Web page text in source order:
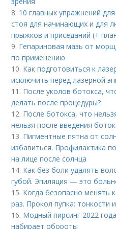
8. 10 главных упражнений
стоя для начинающих и для
прыжков и приседаний (+
9. Гепариновая мазь от
по применению
10. Как подготовиться к
исключить перед лазерной
11. После уколов ботокса,
делать после процедуры?
12. После ботокса, что
нельзя после введения
13. Пигментные пятна от
избавиться. Профилактика
на лице после солнца
14. Как без боли удалять
губой. Эпиляция — это
15. Когда безопасно менять
раз. Прокол пупка: тонкости
16. Модный пирсинг 2022
набирает обороты